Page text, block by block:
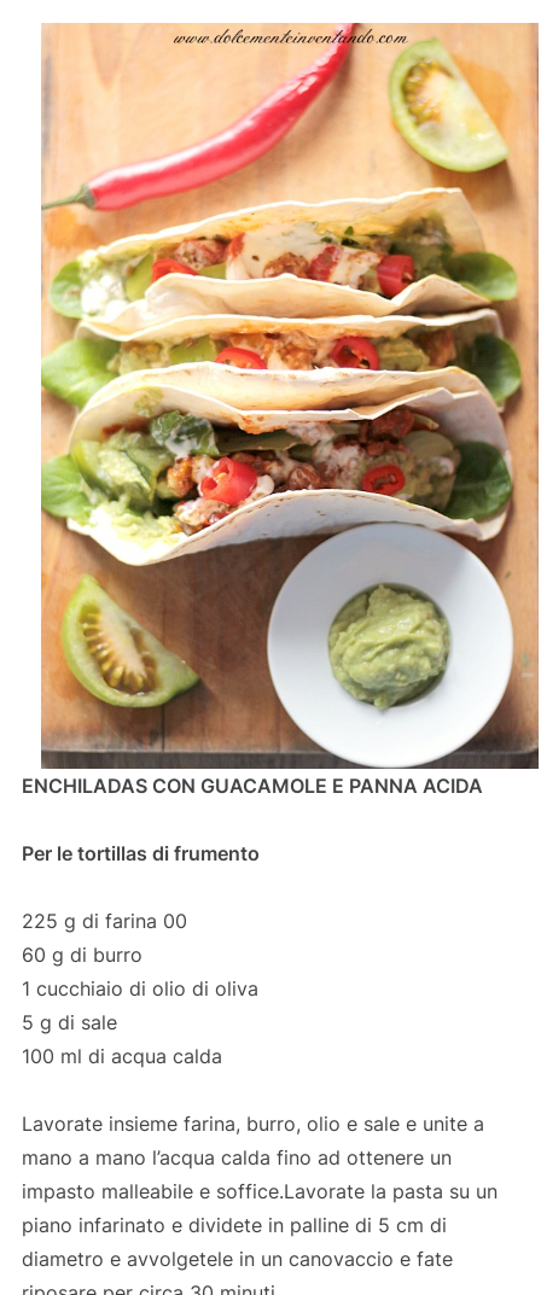
ENCHILADAS CON GUACAMOLE E PANNA ACIDA
Per le tortillas di frumento
225 g di farina 00
60 g di burro
1 cucchiaio di olio di oliva
5 g di sale
100 ml di acqua calda
Lavorate insieme farina, burro, olio e sale e unite a
mano a mano l’acqua calda fino ad ottenere un
impasto malleabile e soffice.Lavorate la pasta su un
piano infarinato e dividete in palline di 5 cm di
diametro e avvolgetele in un canovaccio e fate